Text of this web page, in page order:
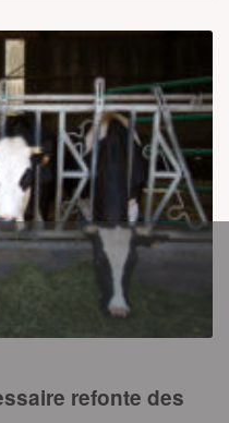
refonte des